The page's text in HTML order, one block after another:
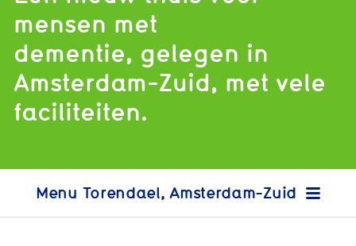
mensen met
dementie, gelegen in
Amsterdam-Zuid, met vele
faciliteiten.
Torendael, Amsterdam-Zuid